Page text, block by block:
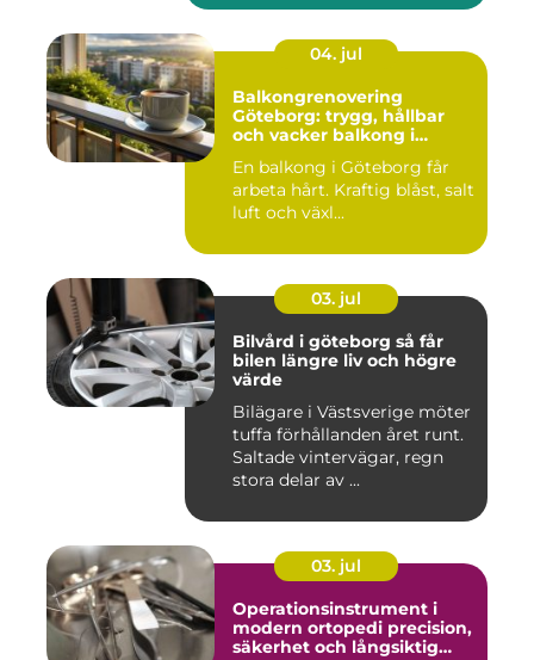
04. jul
Balkongrenovering
Göteborg: trygg, hållbar
och vacker balkong i
En balkong i Göteborg får
arbeta hårt. Kraftig blåst, salt
luft och växl...
03. jul
Bilvård i göteborg så får
bilen längre liv och högre
värde
Bilägare i Västsverige möter
tuffa förhållanden året runt.
Saltade vintervägar, regn
stora delar av ...
03. jul
Operationsinstrument i
modern ortopedi precision,
säkerhet och långsiktig